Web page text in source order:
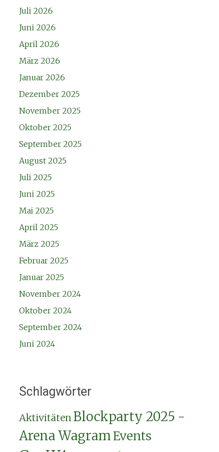
Juli 2026
Juni 2026
April 2026
März 2026
Januar 2026
Dezember 2025
November 2025
Oktober 2025
September 2025
August 2025
Juli 2025
Juni 2025
Mai 2025
April 2025
März 2025
Februar 2025
Januar 2025
November 2024
Oktober 2024
September 2024
Juni 2024
Schlagwörter
Aktivitäten Blockparty 2025 -
Arena WagramEvents